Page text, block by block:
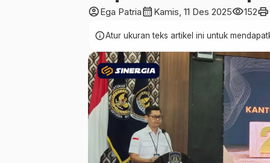
account_circleEga Patriacalendar_month Kamis, 11 Des 2025visibility152print
infoAtur ukuran teks artikel ini untuk